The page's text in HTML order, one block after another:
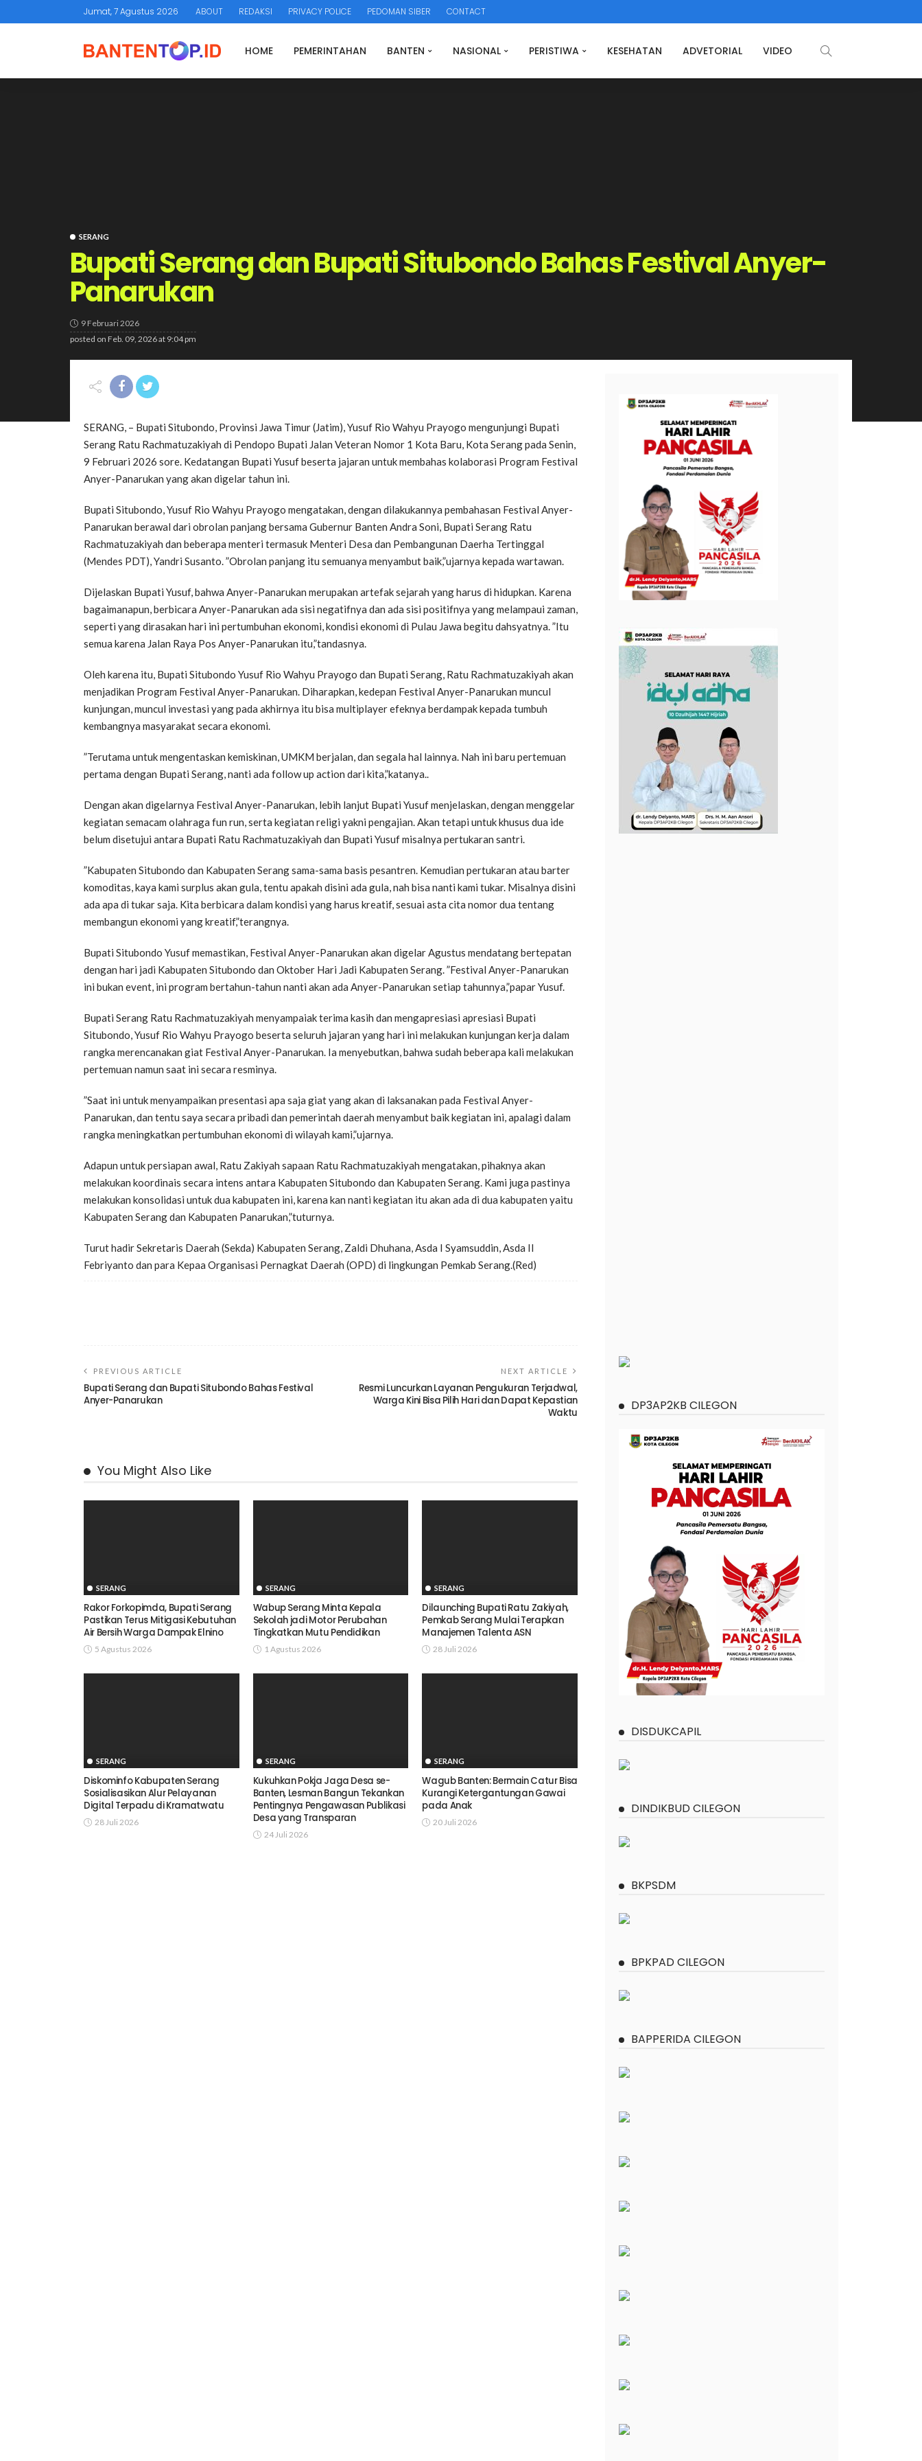
Jumat, 7 Agustus 2026 ABOUT REDAKSI PRIVACY POLICE PEDOMAN SIBER CONTACT
HOME PEMERINTAHAN BANTEN NASIONAL PERISTIWA KESEHATAN ADVETORIAL VIDEO
SERANG
Bupati Serang dan Bupati Situbondo Bahas Festival Anyer-
Panarukan
9 Februari 2026
posted on Feb. 09, 2026 at 9:04 pm
SERANG, – Bupati Situbondo, Provinsi Jawa Timur (Jatim), Yusuf Rio Wahyu Prayogo mengunjungi Bupati
Serang Ratu Rachmatuzakiyah di Pendopo Bupati Jalan Veteran Nomor 1 Kota Baru, Kota Serang pada Senin,
9 Februari 2026 sore. Kedatangan Bupati Yusuf beserta jajaran untuk membahas kolaborasi Program Festival
Anyer-Panarukan yang akan digelar tahun ini.
Bupati Situbondo, Yusuf Rio Wahyu Prayogo mengatakan, dengan dilakukannya pembahasan Festival Anyer-
Panarukan berawal dari obrolan panjang bersama Gubernur Banten Andra Soni, Bupati Serang Ratu
Rachmatuzakiyah dan beberapa menteri termasuk Menteri Desa dan Pembangunan Daerha Tertinggal
(Mendes PDT), Yandri Susanto. ”Obrolan panjang itu semuanya menyambut baik,”ujarnya kepada wartawan.
Dijelaskan Bupati Yusuf, bahwa Anyer-Panarukan merupakan artefak sejarah yang harus di hidupkan. Karena
bagaimanapun, berbicara Anyer-Panarukan ada sisi negatifnya dan ada sisi positifnya yang melampaui zaman,
seperti yang dirasakan hari ini pertumbuhan ekonomi, kondisi ekonomi di Pulau Jawa begitu dahsyatnya. ”Itu
semua karena Jalan Raya Pos Anyer-Panarukan itu,”tandasnya.
Oleh karena itu, Bupati Situbondo Yusuf Rio Wahyu Prayogo dan Bupati Serang, Ratu Rachmatuzakiyah akan
menjadikan Program Festival Anyer-Panarukan. Diharapkan, kedepan Festival Anyer-Panarukan muncul
kunjungan, muncul investasi yang pada akhirnya itu bisa multiplayer efeknya berdampak kepada tumbuh
kembangnya masyarakat secara ekonomi.
”Terutama untuk mengentaskan kemiskinan, UMKM berjalan, dan segala hal lainnya. Nah ini baru pertemuan
pertama dengan Bupati Serang, nanti ada follow up action dari kita,”katanya..
Dengan akan digelarnya Festival Anyer-Panarukan, lebih lanjut Bupati Yusuf menjelaskan, dengan menggelar
kegiatan semacam olahraga fun run, serta kegiatan religi yakni pengajian. Akan tetapi untuk khusus dua ide
belum disetujui antara Bupati Ratu Rachmatuzakiyah dan Bupati Yusuf misalnya pertukaran santri.
”Kabupaten Situbondo dan Kabupaten Serang sama-sama basis pesantren. Kemudian pertukaran atau barter
komoditas, kaya kami surplus akan gula, tentu apakah disini ada gula, nah bisa nanti kami tukar. Misalnya disini
ada apa di tukar saja. Kita berbicara dalam kondisi yang harus kreatif, sesuai asta cita nomor dua tentang
membangun ekonomi yang kreatif,”terangnya.
Bupati Situbondo Yusuf memastikan, Festival Anyer-Panarukan akan digelar Agustus mendatang bertepatan
dengan hari jadi Kabupaten Situbondo dan Oktober Hari Jadi Kabupaten Serang. ”Festival Anyer-Panarukan
ini bukan event, ini program bertahun-tahun nanti akan ada Anyer-Panarukan setiap tahunnya,”papar Yusuf.
Bupati Serang Ratu Rachmatuzakiyah menyampaiak terima kasih dan mengapresiasi apresiasi Bupati
Situbondo, Yusuf Rio Wahyu Prayogo beserta seluruh jajaran yang hari ini melakukan kunjungan kerja dalam
rangka merencanakan giat Festival Anyer-Panarukan. Ia menyebutkan, bahwa sudah beberapa kali melakukan
pertemuan namun saat ini secara resminya.
”Saat ini untuk menyampaikan presentasi apa saja giat yang akan di laksanakan pada Festival Anyer-
Panarukan, dan tentu saya secara pribadi dan pemerintah daerah menyambut baik kegiatan ini, apalagi dalam
rangka meningkatkan pertumbuhan ekonomi di wilayah kami,”ujarnya.
Adapun untuk persiapan awal, Ratu Zakiyah sapaan Ratu Rachmatuzakiyah mengatakan, pihaknya akan
melakukan koordinais secara intens antara Kabupaten Situbondo dan Kabupaten Serang. Kami juga pastinya
melakukan konsolidasi untuk dua kabupaten ini, karena kan nanti kegiatan itu akan ada di dua kabupaten yaitu
Kabupaten Serang dan Kabupaten Panarukan,”tuturnya.
Turut hadir Sekretaris Daerah (Sekda) Kabupaten Serang, Zaldi Dhuhana, Asda I Syamsuddin, Asda II
Febriyanto dan para Kepaa Organisasi Pernagkat Daerah (OPD) di lingkungan Pemkab Serang.(Red)
PREVIOUS ARTICLE
Bupati Serang dan Bupati Situbondo Bahas Festival
Anyer-Panarukan
NEXT ARTICLE
Resmi Luncurkan Layanan Pengukuran Terjadwal,
Warga Kini Bisa Pilih Hari dan Dapat Kepastian
Waktu
You Might Also Like
SERANG
Rakor Forkopimda, Bupati Serang
Pastikan Terus Mitigasi Kebutuhan
Air Bersih Warga Dampak Elnino
5 Agustus 2026
SERANG
Wabup Serang Minta Kepala
Sekolah jadi Motor Perubahan
Tingkatkan Mutu Pendidikan
1 Agustus 2026
SERANG
Dilaunching Bupati Ratu Zakiyah,
Pemkab Serang Mulai Terapkan
Manajemen Talenta ASN
28 Juli 2026
SERANG
Diskominfo Kabupaten Serang
Sosialisasikan Alur Pelayanan
Digital Terpadu di Kramatwatu
28 Juli 2026
SERANG
Kukuhkan Pokja Jaga Desa se-
Banten, Lesman Bangun Tekankan
Pentingnya Pengawasan Publikasi
Desa yang Transparan
24 Juli 2026
SERANG
Wagub Banten: Bermain Catur Bisa
Kurangi Ketergantungan Gawai
pada Anak
20 Juli 2026
DP3AP2KB CILEGON
DISDUKCAPIL
DINDIKBUD CILEGON
BKPSDM
BPKPAD CILEGON
BAPPERIDA CILEGON